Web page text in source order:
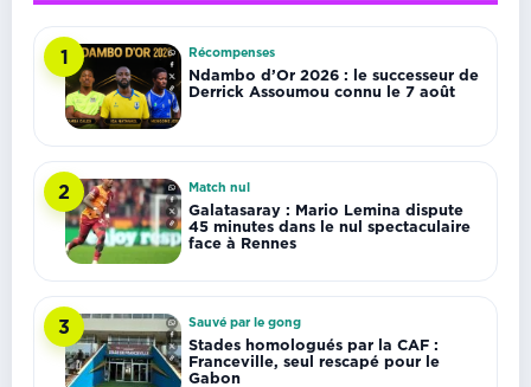
1 Récompenses
Ndambo d’Or 2026 : le successeur de
Derrick Assoumou connu le 7 août
2 Match nul
Galatasaray : Mario Lemina dispute
45 minutes dans le nul spectaculaire
face à Rennes
3 Sauvé par le gong
Stades homologués par la CAF :
Franceville, seul rescapé pour le
Gabon